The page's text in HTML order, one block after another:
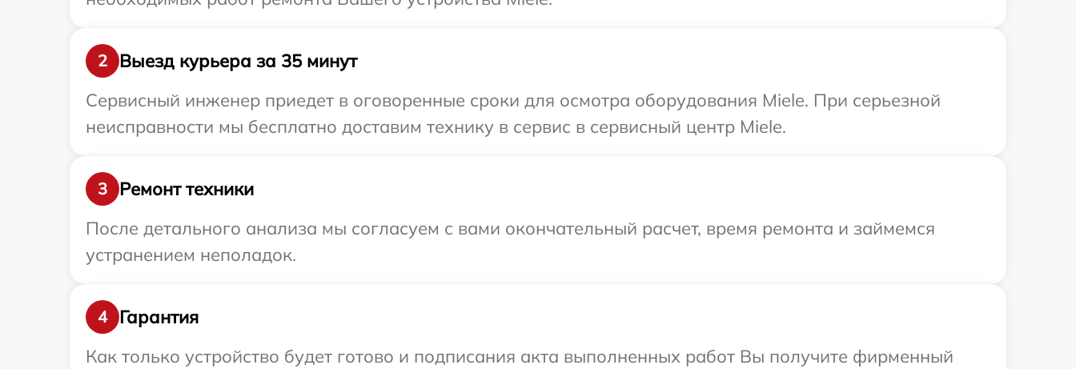
2
Выезд курьера за 35 минут
Сервисный инженер приедет в оговоренные сроки для осмотра оборудования Miele. При серьезной
неисправности мы бесплатно доставим технику в сервис в сервисный центр Miele.
3
Ремонт техники
После детального анализа мы согласуем с вами окончательный расчет, время ремонта и займемся
устранением неполадок.
4
Гарантия
Как только устройство будет готово и подписания акта выполненных работ Вы получите фирменный